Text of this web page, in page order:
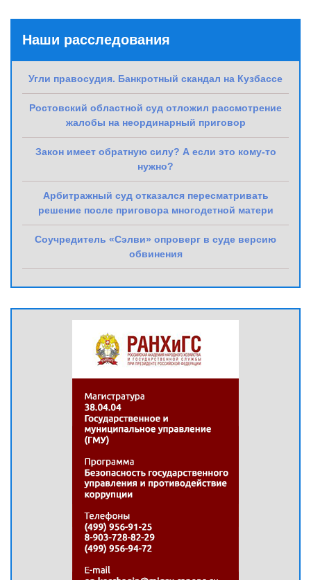
Наши расследования
Угли правосудия. Банкротный скандал на Кузбассе
Ростовский областной суд отложил рассмотрение
жалобы на неординарный приговор
Закон имеет обратную силу? А если это кому-то
нужно?
Арбитражный суд отказался пересматривать
решение после приговора многодетной матери
Соучредитель «Сэлви» опроверг в суде версию
обвинения